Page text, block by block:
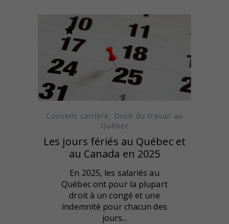
Conseils carrière, Droit du travail au
Québec
Les jours fériés au Québec et
au Canada en 2025
En 2025, les salariés au
Québec ont pour la plupart
droit à un congé et une
indemnité pour chacun des
jours...